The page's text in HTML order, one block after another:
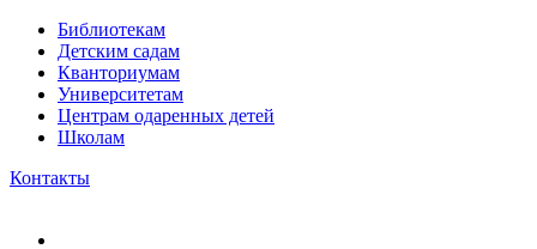
Библиотекам
Детским садам
Кванториумам
Университетам
Центрам одаренных детей
Школам
Контакты